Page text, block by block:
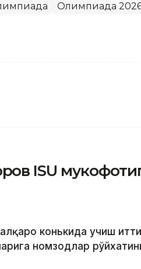
Олимпиада
ISU
конькида учиш
номзодлар